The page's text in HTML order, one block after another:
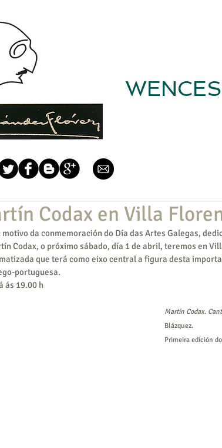
Codax en Villa
motivo da conmemoración do Día das Artes Galegas,
Codax, o próximo sábado, día 1 de abril, teremos en
que terá como eixo central a figura desta
portuguesa.
ás 19.00 h
Martín Codax.
Blázquez.
Primeira edición